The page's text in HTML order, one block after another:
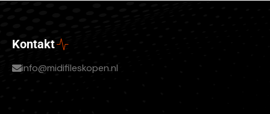
Kontakt
info@midifileskopen.nl